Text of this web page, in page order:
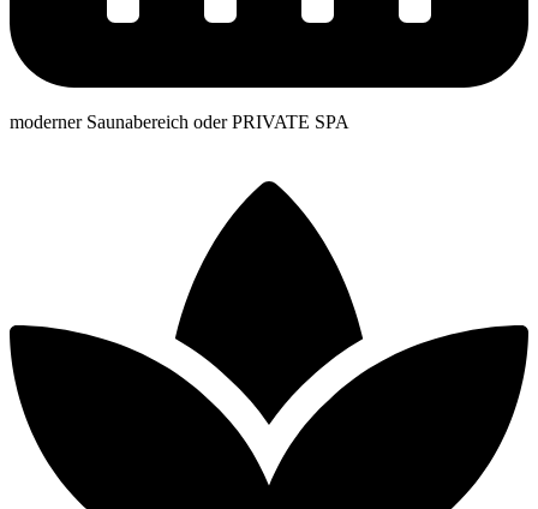
moderner Saunabereich oder PRIVATE SPA